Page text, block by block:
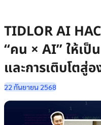
TIDLOR AI
“คน × AI” ให้เป็
และการเติบโตสู่
22 กันยายน 2568